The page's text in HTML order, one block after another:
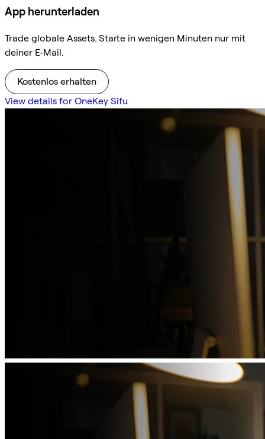
App herunterladen
Trade globale Assets. Starte in wenigen Minuten nur mit
deiner E-Mail.
Kostenlos erhalten
View details for OneKey Sifu